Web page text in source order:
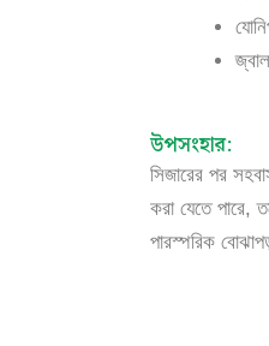
উপসংহার:
সিজারের পর
করা যেতে পারে,
পারস্পরিক